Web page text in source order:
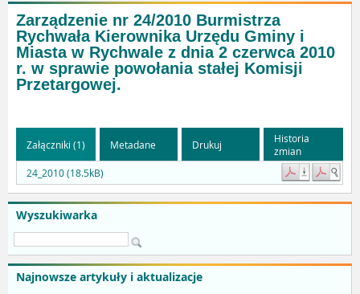
Wyszukiwarka
Najnowsze artykuły i aktualizacje
Zarządzenie nr 24/2010 Burmistrza
Rychwała Kierownika Urzędu Gminy i
Miasta w Rychwale z dnia 2 czerwca 2010
r. w sprawie powołania stałej Komisji
Przetargowej.
Załączniki (1) Metadane Drukuj
Historia
zmian
24_2010 (18.5kB)